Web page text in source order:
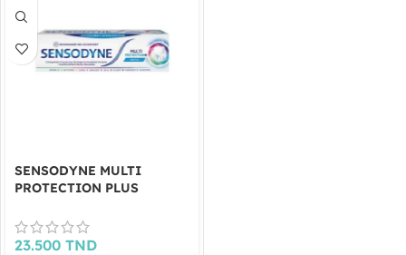
SENSODYNE MULTI
PROTECTION PLUS
23.500 TND